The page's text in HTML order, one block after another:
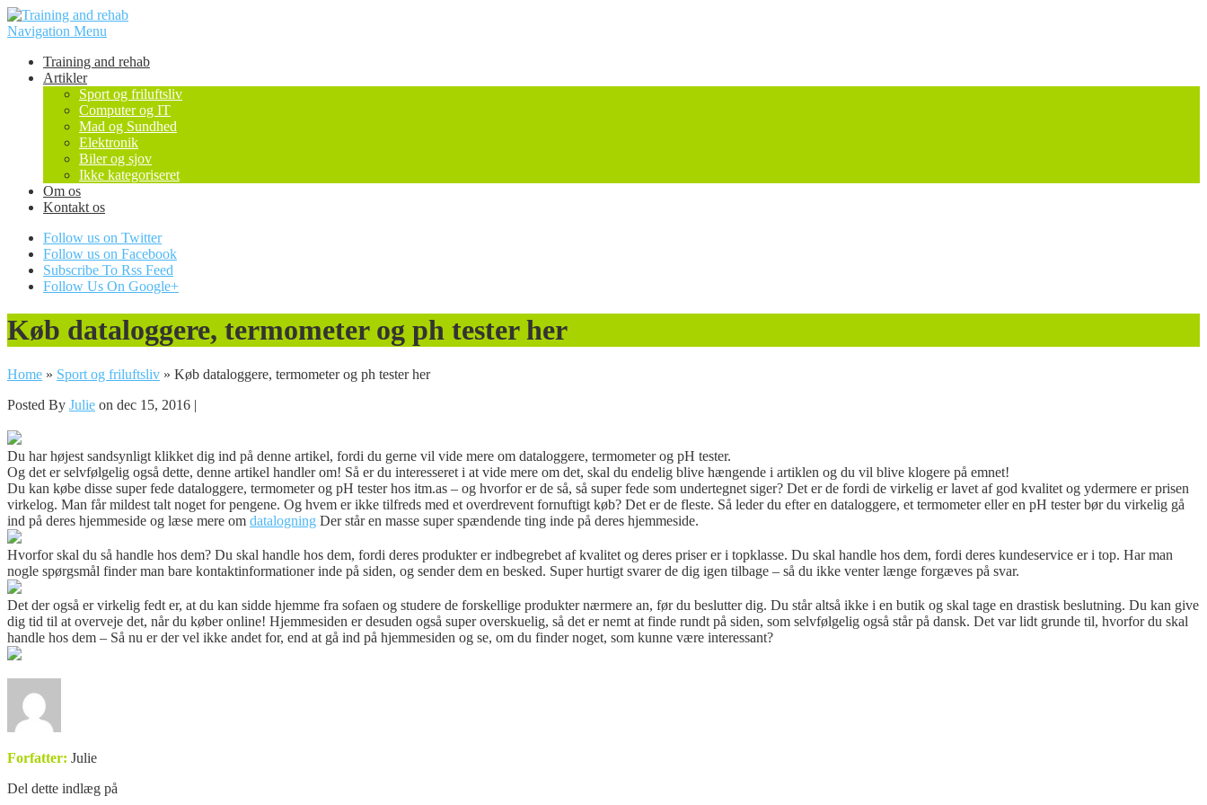
Navigation Menu
Training and rehab
Artikler
Sport og friluftsliv
Computer og IT
Mad og Sundhed
Elektronik
Biler og sjov
Ikke kategoriseret
Om os
Kontakt os
Follow us on Twitter
Follow us on Facebook
Subscribe To Rss Feed
Follow Us On Google+
Køb dataloggere, termometer og ph tester her
Home » Sport og friluftsliv » Køb dataloggere, termometer og ph tester her
Posted By Julie on dec 15, 2016 |
Du har højest sandsynligt klikket dig ind på denne artikel, fordi du gerne vil vide mere om dataloggere, termometer og pH tester.
Og det er selvfølgelig også dette, denne artikel handler om! Så er du interesseret i at vide mere om det, skal du endelig blive hængende i artiklen og du vil blive klogere på emnet!
Du kan købe disse super fede dataloggere, termometer og pH tester hos itm.as – og hvorfor er de så, så super fede som undertegnet siger? Det er de fordi de virkelig er lavet af god kvalitet og ydermere er prisen
virkelog. Man får mildest talt noget for pengene. Og hvem er ikke tilfreds med et overdrevent fornuftigt køb? Det er de fleste. Så leder du efter en dataloggere, et termometer eller en pH tester bør du virkelig gå
ind på deres hjemmeside og læse mere om datalogning Der står en masse super spændende ting inde på deres hjemmeside.
Hvorfor skal du så handle hos dem? Du skal handle hos dem, fordi deres produkter er indbegrebet af kvalitet og deres priser er i topklasse. Du skal handle hos dem, fordi deres kundeservice er i top. Har man
nogle spørgsmål finder man bare kontaktinformationer inde på siden, og sender dem en besked. Super hurtigt svarer de dig igen tilbage – så du ikke venter længe forgæves på svar.
Det der også er virkelig fedt er, at du kan sidde hjemme fra sofaen og studere de forskellige produkter nærmere an, før du beslutter dig. Du står altså ikke i en butik og skal tage en drastisk beslutning. Du kan give
dig tid til at overveje det, når du køber online! Hjemmesiden er desuden også super overskuelig, så det er nemt at finde rundt på siden, som selvfølgelig også står på dansk. Det var lidt grunde til, hvorfor du skal
handle hos dem – Så nu er der vel ikke andet for, end at gå ind på hjemmesiden og se, om du finder noget, som kunne være interessant?
Forfatter: Julie
Del dette indlæg på